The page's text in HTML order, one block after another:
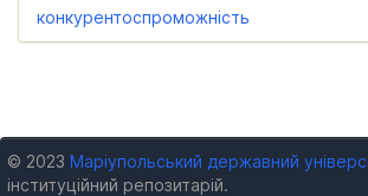
конкурентоспроможність
© 2023 Маріупольський державний
інституційний репозитарій.